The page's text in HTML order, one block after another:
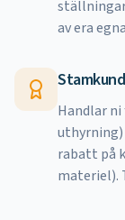
av era
Handlar
uthyrning)
rabatt på
materiel).